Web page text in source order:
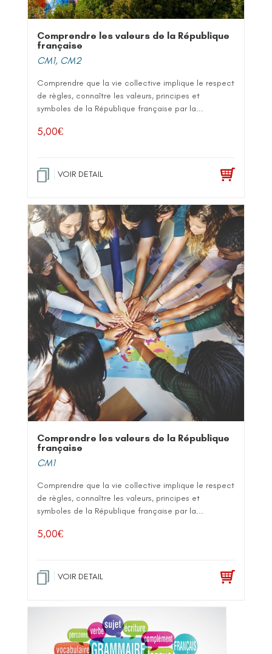
Comprendre les valeurs de la République
française
CM1, CM2
Comprendre que la vie collective implique le respect
de règles, connaître les valeurs, principes et
symboles de la République française par la...
5,00€
VOIR DETAIL
Comprendre les valeurs de la République
française
CM1
Comprendre que la vie collective implique le respect
de règles, connaître les valeurs, principes et
symboles de la République française par la...
5,00€
VOIR DETAIL